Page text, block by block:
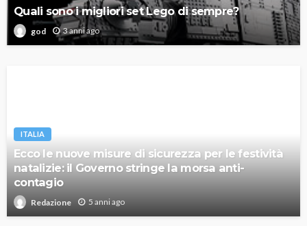
Quali sono i migliori set Lego di sempre?
god 3 anni ago
ITALIA
Ecco le nuove misure di sicurezza per le festività
natalizie: il Governo stringe la morsa anti-
contagio
Redazione 5 anni ago